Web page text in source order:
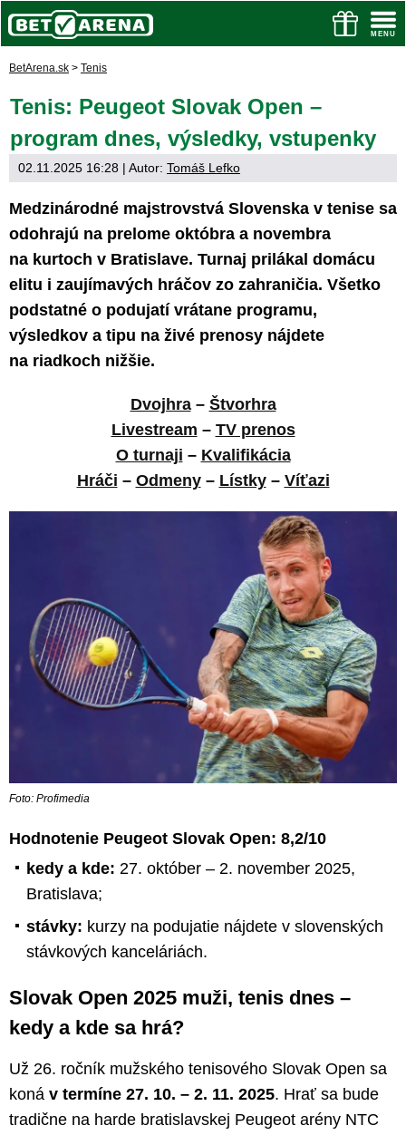
BetArena.sk > Tenis
Tenis: Peugeot Slovak Open –
program dnes, výsledky, vstupenky
02.11.2025 16:28 | Autor: Tomáš Lefko
Medzinárodné majstrovstvá Slovenska v tenise sa
odohrajú na prelome októbra a novembra
na kurtoch v Bratislave. Turnaj prilákal domácu
elitu i zaujímavých hráčov zo zahraničia. Všetko
podstatné o podujatí vrátane programu,
výsledkov a tipu na živé prenosy nájdete
na riadkoch nižšie.
Dvojhra– Štvorhra
Livestream – TV prenos
O turnaji – Kvalifikácia
Hráči – Odmeny– Lístky– Víťazi
Foto: Profimedia
Hodnotenie Peugeot Slovak Open: 8,2/10
kedy a kde: 27. október – 2. november 2025,
Bratislava;
stávky: kurzy na podujatie nájdete v slovenských
stávkových kanceláriách.
Slovak Open 2025 muži, tenis dnes –
kedy a kde sa hrá?
Už 26. ročník mužského tenisového Slovak Open sa
koná v termíne 27. 10. – 2. 11. 2025. Hrať sa bude
tradične na harde bratislavskej Peugeot arény NTC